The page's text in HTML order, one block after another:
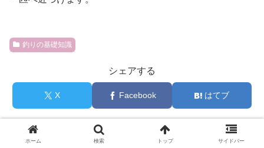
釣りの基礎知識
シェアする
X Facebook はてブ
レジャーフィッシングガイド
ホーム 検索 トップ サイドバー